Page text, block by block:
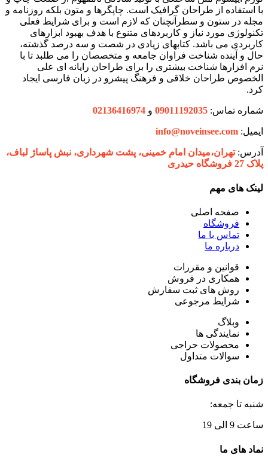
با استفاده از طراحان گرافیک است. چاپگرها و متون بلکه روزنامه و
مجله در ستون و سطرآنچنان که لازم است و برای شرایط فعلی
تکنولوژی مورد نیاز و کاربردهای متنوع با هدف بهبود ابزارهای
کاربردی می باشد. کتابهای زیادی در شصت و سه درصد گذشته،
حال و آینده شناخت فراوان جامعه و متخصصان را می طلبد تا با
نرم افزارها شناخت بیشتری را برای طراحان رایانه ای علی
الخصوص طراحان خلاقی و فرهنگ پیشرو در زبان فارسی ایجاد
کرد.
شماره تماس: 09011192035 و 02136416974
ایمیل: info@noveinsee.com
آدرس:تهران،‌میدان امام خمینی، پشت شهرداری، نبش پاساژ لباف،
پلاک 27 فروشگاه حیدری
لینک های مهم
صفحه اصلی
فروشگاه
تماس با ما
درباره ما
قوانین و مقررات
همکاری در فروش
روش های ثبت سفارش
شرایط مرجوعی
وبلاگ
نمایندگی ها
محصولات حراجی
سوالات متداول
زمان بندی فروشگاه
شنبه تا جمعه:
ساعت 9 الی 19
نماد های ما